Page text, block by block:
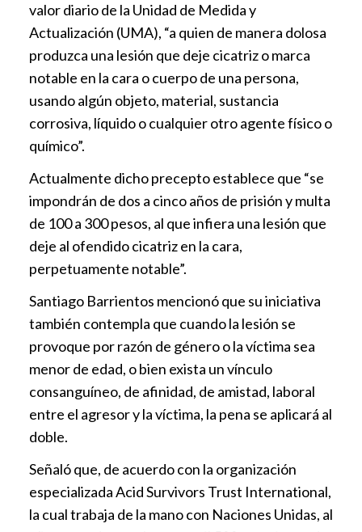
valor diario de la Unidad de Medida y
Actualización (UMA), “a quien de manera dolosa
produzca una lesión que deje cicatriz o marca
notable en la cara o cuerpo de una persona,
usando algún objeto, material, sustancia
corrosiva, líquido o cualquier otro agente físico o
químico”.
Actualmente dicho precepto establece que “se
impondrán de dos a cinco años de prisión y multa
de 100 a 300 pesos, al que infiera una lesión que
deje al ofendido cicatriz en la cara,
perpetuamente notable”.
Santiago Barrientos mencionó que su iniciativa
también contempla que cuando la lesión se
provoque por razón de género o la víctima sea
menor de edad, o bien exista un vínculo
consanguíneo, de afinidad, de amistad, laboral
entre el agresor y la víctima, la pena se aplicará al
doble.
Señaló que, de acuerdo con la organización
especializada Acid Survivors Trust International,
la cual trabaja de la mano con Naciones Unidas, al